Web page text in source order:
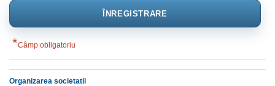
*Câmp obligatoriu
Organizarea societatii